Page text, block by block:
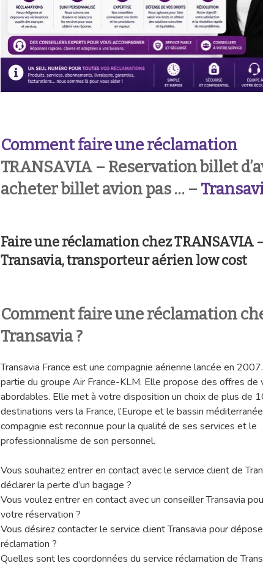
Comment faire une réclamation
TRANSAVIA – Reservation billet
acheter billet avion pas … –
Faire une réclamation chez TRANSAVIA
Transavia, transporteur aérien low cost
Comment faire une réclamation
Transavia ?
Transavia France est une compagnie aérienne lancée en
partie du groupe Air France-KLM. Elle propose des offres de
abordables. Elle met à votre disposition un choix de plus de
destinations vers la France, l’Europe et le bassin
compagnie est reconnue pour la qualité de ses services et le
professionnalisme de son personnel.
Vous souhaitez entrer en contact avec le service client de
déclarer la perte d’un bagage ?
Vous voulez entrer en contact avec un conseiller Transavia
votre réservation ?
Vous désirez contacter le service client Transavia pour
réclamation ?
Quelles sont les coordonnées du service réclamation de